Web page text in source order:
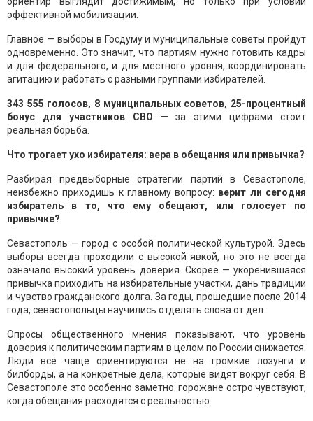
эффективной мобилизации.
Главное — выборы в Госдуму и муниципальные советы пройдут
одновременно. Это значит, что партиям нужно готовить кадры
и для федерального, и для местного уровня, координировать
агитацию и работать с разными группами избирателей.
343 555 голосов, 8 муниципальных советов, 25-процентный
бонус для участников СВО — за этими цифрами стоит
реальная борьба.
Что трогает ухо избирателя: вера в обещания или привычка?
Разбирая предвыборные стратегии партий в Севастополе,
неизбежно приходишь к главному вопросу: верит ли сегодня
избиратель в то, что ему обещают, или голосует по
привычке?
Севастополь — город с особой политической культурой. Здесь
выборы всегда проходили с высокой явкой, но это не всегда
означало высокий уровень доверия. Скорее — укоренившаяся
привычка приходить на избирательные участки, дань традиции
и чувство гражданского долга. За годы, прошедшие после 2014
года, севастопольцы научились отделять слова от дел.
Опросы общественного мнения показывают, что уровень
доверия к политическим партиям в целом по России снижается.
Люди всё чаще ориентируются не на громкие лозунги и
билборды, а на конкретные дела, которые видят вокруг себя. В
Севастополе это особенно заметно: горожане остро чувствуют,
когда обещания расходятся с реальностью.